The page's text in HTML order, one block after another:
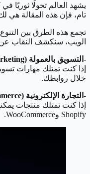
يشهد العالم تحولًا ثوريًا
تام، فإن هذه المقالة هي لك، حيث سنلقي نظرة على أهم 5 طرق لكسب
تجمع هذه الطرق بين
الويب، سنكشف النقاب عن
-التسويق بالعمولة (Affiliate Marketing):
إذا كنت تمتلك مهارات
خلال روابطك.
-التجارة الإلكترونية (E-commerce):
إذا كنت تمتلك منتجات
Shopify وWooCommerce.